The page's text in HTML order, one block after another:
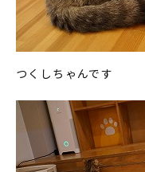
つくしちゃんです